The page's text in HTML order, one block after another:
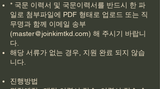
* 국문 이력서 및 국문이력서를 반드시 한 파
일로 첨부파일에 PDF 형태로 업로드 또는 직
무명과 함께 이메일 송부
(master@joinkimtkd.com) 해 주시기 바랍니
다.
해당 서류가 없는 경우, 지원 완료 되지 않습
니다.
진행방법